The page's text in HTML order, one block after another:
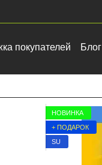
покупателей Блог
НОВИНКА
+ ПОДАРОК
SU